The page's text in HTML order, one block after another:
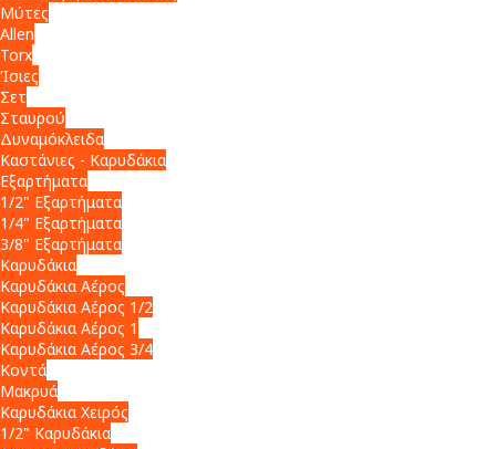
Μύτες
Allen
Torx
Ίσιες
Σετ
Σταυρού
Δυναμόκλειδα
Καστάνιες - Καρυδάκια
Εξαρτήματα
1/2" Εξαρτήματα
1/4" Εξαρτήματα
3/8" Εξαρτήματα
Καρυδάκια
Καρυδάκια Αέρος
Καρυδάκια Αέρος 1/2
Καρυδάκια Αέρος 1
Καρυδάκια Αέρος 3/4
Κοντά
Μακρυά
Καρυδάκια Χειρός
1/2" Καρυδάκια